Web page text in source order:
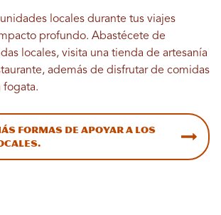
locales durante tus viajes
profundo. Abastécete de
locales, visita una tienda de artesanía
además de disfrutar de comidas
fogata.
formas de apoyar a los